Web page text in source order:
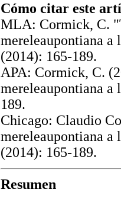
Cómo citar este
MLA: Cormick, C.
mereleaupontiana
(2014): 165-189.
APA: Cormick, C.
mereleaupontiana a
189.
Chicago: Claudio
mereleaupontiana
(2014): 165-189.
Resumen